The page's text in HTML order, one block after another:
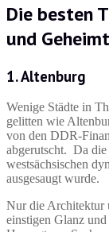
Die besten
und
1. Altenburg
Wenige Städte in
gelitten wie
von den DDR-
abgerutscht. Da
westsächsischen
ausgesaugt wurde.
Nur die Architektur
einstigen Glanz